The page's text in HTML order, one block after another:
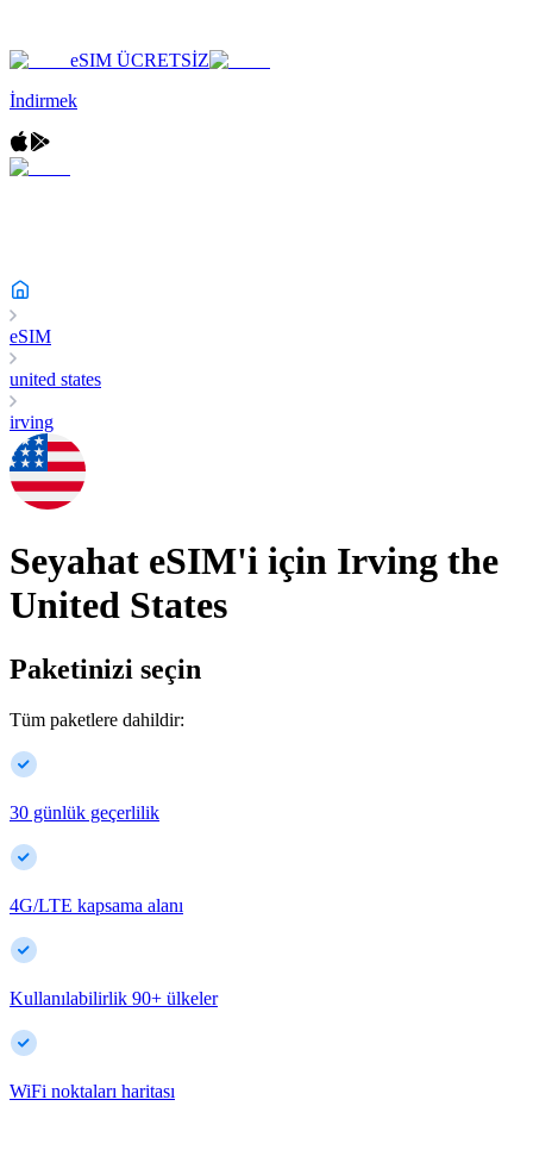
eSIM ÜCRETSİZ
İndirmek
eSIM
united states
irving
Seyahat eSIM'i için Irving the
United States
Paketinizi seçin
Tüm paketlere dahildir:
30 günlük geçerlilik
4G/LTE kapsama alanı
Kullanılabilirlik 90+ ülkeler
WiFi noktaları haritası